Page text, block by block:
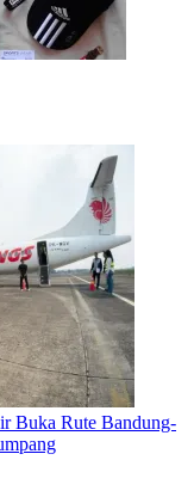
Buka Rute Bandung-